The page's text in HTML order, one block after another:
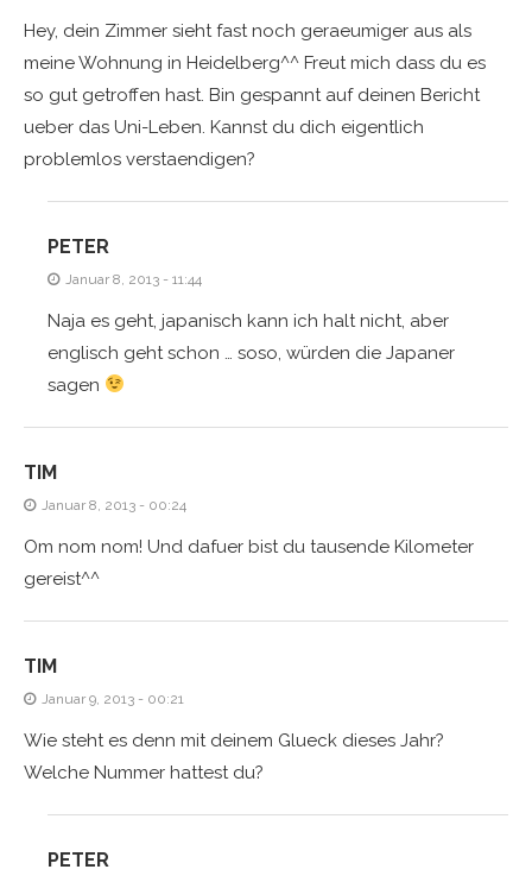
Hey, dein Zimmer sieht fast noch geraeumiger aus als
meine Wohnung in Heidelberg^^ Freut mich dass du es
so gut getroffen hast. Bin gespannt auf deinen Bericht
ueber das Uni-Leben. Kannst du dich eigentlich
problemlos verstaendigen?
PETER
Januar 8, 2013 - 11:44
Naja es geht, japanisch kann ich halt nicht, aber
englisch geht schon … soso, würden die Japaner
sagen
TIM
Januar 8, 2013 - 00:24
Om nom nom! Und dafuer bist du tausende Kilometer
gereist^^
TIM
Januar 9, 2013 - 00:21
Wie steht es denn mit deinem Glueck dieses Jahr?
Welche Nummer hattest du?
PETER